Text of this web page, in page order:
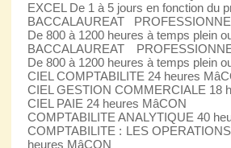
EXCEL De 1 à 5 jours en fonction du
BACCALAUREAT
De 800 à 1200 heures à temps plein
BACCALAUREAT
De 800 à 1200 heures à temps plein
CIEL COMPTABILITE 24 heures
CIEL GESTION COMMERCIALE 18
CIEL PAIE 24 heures MâCON
COMPTABILITE ANALYTIQUE 40
COMPTABILITE : LES
heures MâCON